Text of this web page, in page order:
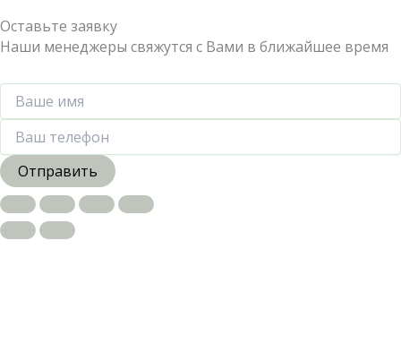
Оставьте заявку
Наши менеджеры свяжутся с Вами в ближайшее время
Отправить